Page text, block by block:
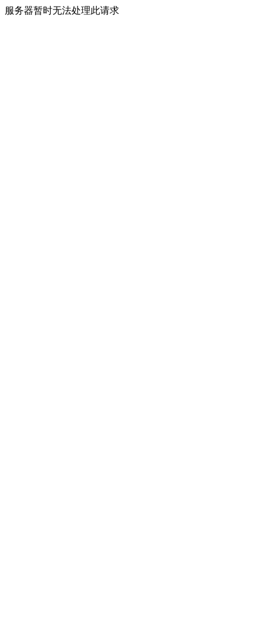
服务器暂时无法处理此请求